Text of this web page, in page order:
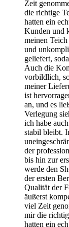
Zeit
die richtige
hatten ein
Kunden und
meinen
und
geliefert,
Auch die
vorbildlich,
meiner
ist
an, und es
Verlegung
ich habe
stabil bleibt.
der
bis hin zur
werde den
der ersten
Qualität der
äußerst
viel Zeit
mir die
hatten ein